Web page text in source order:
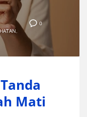
0
,
Mati